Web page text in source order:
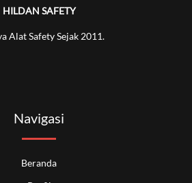
HILDAN SAFETY
Alat Safety Sejak 2011.
Navigasi
Beranda